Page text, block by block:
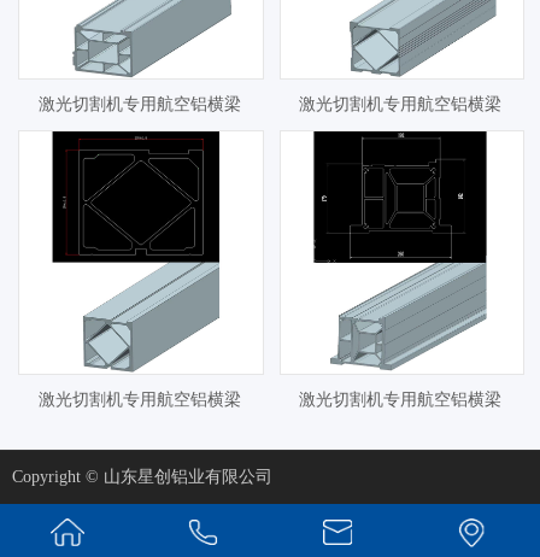
激光切割机专用航空铝横梁 激光切割机专用航空铝横梁
激光切割机专用航空铝横梁 激光切割机专用航空铝横梁
Copyright © 山东星创铝业有限公司